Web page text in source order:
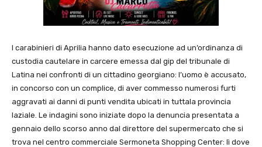
I carabinieri di Aprilia hanno dato esecuzione ad un’ordinanza di
custodia cautelare in carcere emessa dal gip del tribunale di
Latina nei confronti di un cittadino georgiano: l’uomo è accusato,
in concorso con un complice, di aver commesso numerosi furti
aggravati ai danni di punti vendita ubicati in tuttala provincia
laziale. Le indagini sono iniziate dopo la denuncia presentata a
gennaio dello scorso anno dal direttore del supermercato che si
trova nel centro commerciale Sermoneta Shopping Center: lì dove